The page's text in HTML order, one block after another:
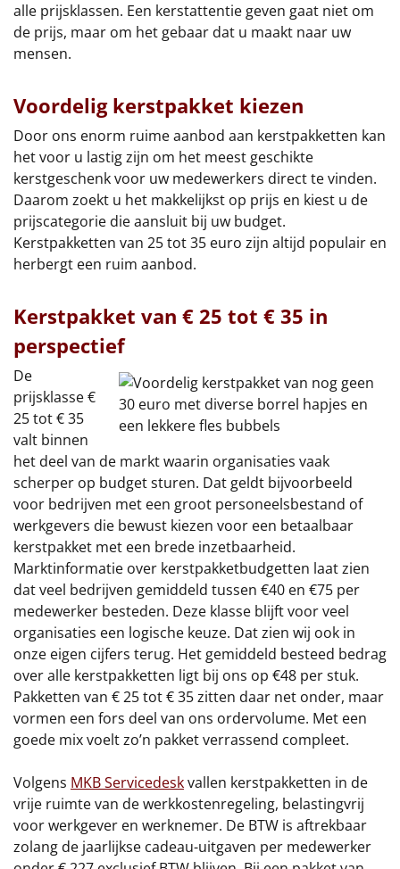
Personeel
Doe het zelf
Sinterklaaspakketten
Particulier
Kerstgeschenken 2026
Relatiegeschenken
Cadeaubon
Per stuk
Alle overige
alle prijsklassen. Een kerstattentie geven gaat niet om
de prijs, maar om het gebaar dat u maakt naar uw
mensen.
Voordelig kerstpakket kiezen
Door ons enorm ruime aanbod aan kerstpakketten kan
het voor u lastig zijn om het meest geschikte
kerstgeschenk voor uw medewerkers direct te vinden.
Daarom zoekt u het makkelijkst op prijs en kiest u de
prijscategorie die aansluit bij uw budget.
Kerstpakketten van 25 tot 35 euro zijn altijd populair en
herbergt een ruim aanbod.
Kerstpakket van € 25 tot € 35 in
perspectief
De
prijsklasse €
25 tot € 35
valt binnen
het deel van de markt waarin organisaties vaak
scherper op budget sturen. Dat geldt bijvoorbeeld
voor bedrijven met een groot personeelsbestand of
werkgevers die bewust kiezen voor een betaalbaar
kerstpakket met een brede inzetbaarheid.
Marktinformatie over kerstpakketbudgetten laat zien
dat veel bedrijven gemiddeld tussen €40 en €75 per
medewerker besteden. Deze klasse blijft voor veel
organisaties een logische keuze. Dat zien wij ook in
onze eigen cijfers terug. Het gemiddeld besteed bedrag
over alle kerstpakketten ligt bij ons op €48 per stuk.
Pakketten van € 25 tot € 35 zitten daar net onder, maar
vormen een fors deel van ons ordervolume. Met een
goede mix voelt zo’n pakket verrassend compleet.
Volgens MKB Servicedeskvallen kerstpakketten in de
vrije ruimte van de werkkostenregeling, belastingvrij
voor werkgever en werknemer. De BTW is aftrekbaar
zolang de jaarlijkse cadeau-uitgaven per medewerker